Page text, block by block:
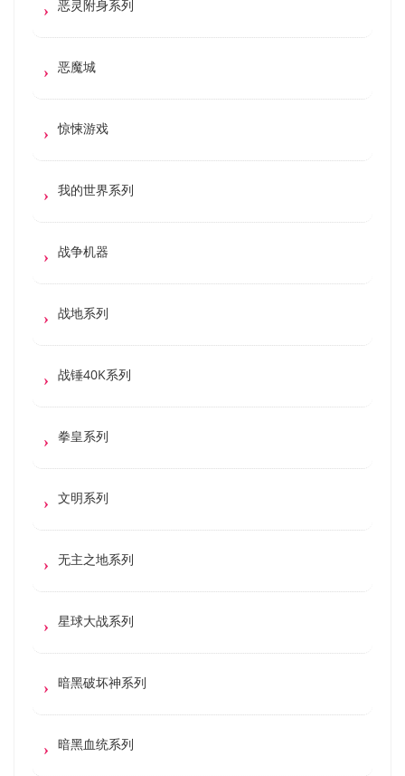
恶灵附身系列
恶魔城
惊悚游戏
我的世界系列
战争机器
战地系列
战锤40K系列
拳皇系列
文明系列
无主之地系列
星球大战系列
暗黑破坏神系列
暗黑血统系列